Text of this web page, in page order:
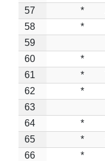
57
*
58
*
59
60
*
61
*
62
*
63
64
*
65
*
66
*